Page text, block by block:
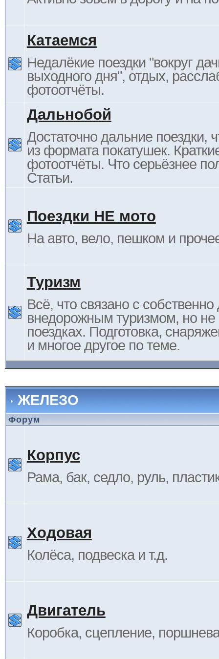
Катаемся
Недалёкие поездки "вокруг
выходного дня", отдых,
фотоотчёты.
Дальнобой
Достаточно дальние поездки,
из формата покатушек.
фотоотчёты. Что серьёзнее
Статьи.
Поездки НЕ мото
На авто, вело, пешком и
Туризм
Всё, что связано с
внедорожным туризмом, но не
поездках. Подготовка,
и многое другое по теме.
ЖЕЛЕЗО
Форум
Корпус
Рама, бак, седло, руль,
Ходовая
Колёса, подвеска и т.д.
Двигатель
Коробка, сцепление,